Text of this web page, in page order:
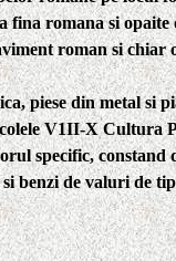
romana si
roman si chiar
piese din metal si
V1II-X Cultura
specific,
benzi de valuri de